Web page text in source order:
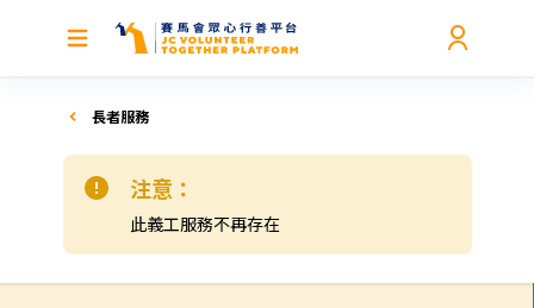
長者服務
注意：
此義工服務不再存在